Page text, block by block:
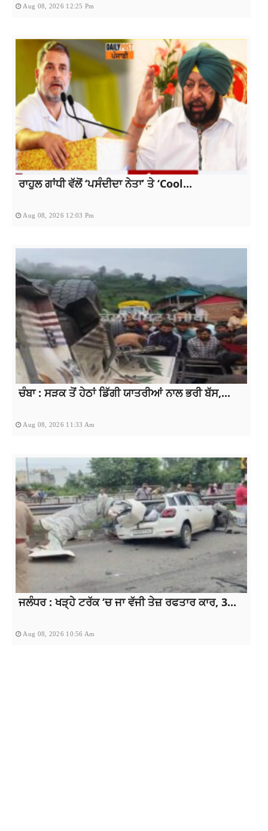
Aug 08, 2026 12:25 Pm
ਰਾਹੁਲ ਗਾਂਧੀ ਵੱਲੋਂ ‘ਪਸੰਦੀਦਾ ਨੇਤਾ’ ਤੇ ‘Cool...
Aug 08, 2026 12:03 Pm
ਚੰਬਾ : ਸੜਕ ਤੋਂ ਹੇਠਾਂ ਡਿੱਗੀ ਯਾਤਰੀਆਂ ਨਾਲ ਭਰੀ ਬੱਸ,...
Aug 08, 2026 11:33 Am
ਜਲੰਧਰ : ਖੜ੍ਹੇ ਟਰੱਕ ‘ਚ ਜਾ ਵੱਜੀ ਤੇਜ਼ ਰਫਤਾਰ ਕਾਰ, 3...
Aug 08, 2026 10:56 Am